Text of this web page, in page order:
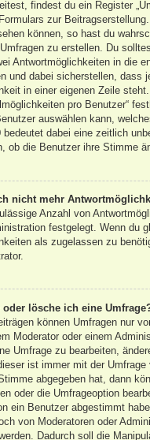
findest du ein Register
zur
können, so hast du
zu erstellen. Du
Antwortmöglichkeiten in die
und dabei sicherstellen, dass
in einer eigenen Zeile
pro Benutzer“
auswählen kann,
bedeutet dabei eine zeitlich
ob die Benutzer ihre Stimme
nicht mehr
Anzahl von
festgelegt. Wenn du
als zugelassen zu
oder lösche ich eine
können Umfragen nur
Moderator oder einem
Umfrage zu bearbeiten,
ist immer mit der Umfrage
abgegeben hat, dann
oder die Umfrageoption
ein Benutzer abgestimmt
von Moderatoren oder
Dadurch soll die